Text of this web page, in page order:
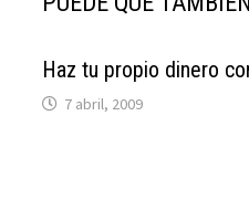
Haz tu propio dinero
7 abril, 2009